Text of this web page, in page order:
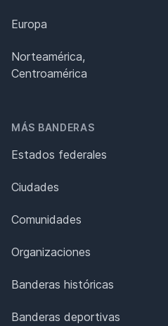
Europa
Norteamérica,
Centroamérica
MÁS BANDERAS
Estados federales
Ciudades
Comunidades
Organizaciones
Banderas históricas
Banderas deportivas